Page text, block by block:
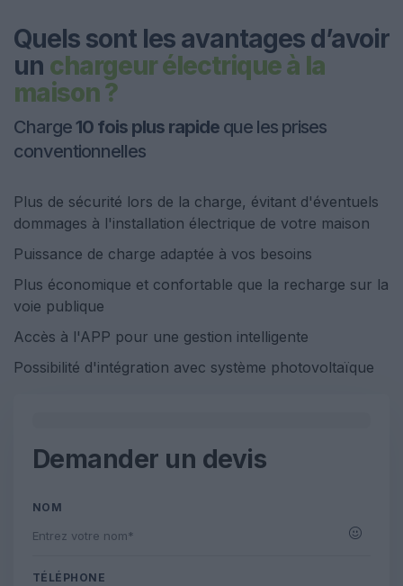
Quels sont les avantages d’avoir
un chargeur électrique à la
maison ?
Charge10 fois plus rapide que les prises
conventionnelles
Plus de sécurité lors de la charge, évitant d'éventuels
dommages à l'installation électrique de votre maison
Puissance de charge adaptée à vos besoins
Plus économique et confortable que la recharge sur la
voie publique
Accès à l'APP pour une gestion intelligente
Possibilité d'intégration avec système photovoltaïque
Demander un devis
NOM
TÉLÉPHONE